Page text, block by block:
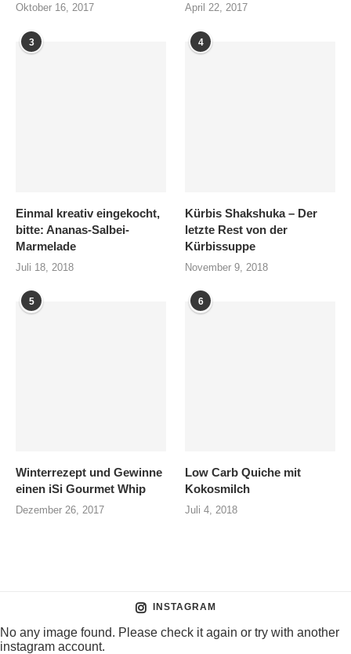
Oktober 16, 2017 April 22, 2017
3
Einmal kreativ eingekocht,
bitte: Ananas-Salbei-
Marmelade
Juli 18, 2018
4
Kürbis Shakshuka – Der
letzte Rest von der
Kürbissuppe
November 9, 2018
5
Winterrezept und Gewinne
einen iSi Gourmet Whip
Dezember 26, 2017
6
Low Carb Quiche mit
Kokosmilch
Juli 4, 2018
INSTAGRAM
No any image found. Please check it again or try with another
instagram account.